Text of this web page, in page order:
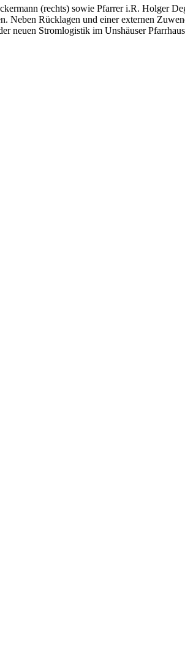
(rechts) sowie Pfarrer i.R. Holger
Neben Rücklagen und einer externen
neuen Stromlogistik im Unshäuser